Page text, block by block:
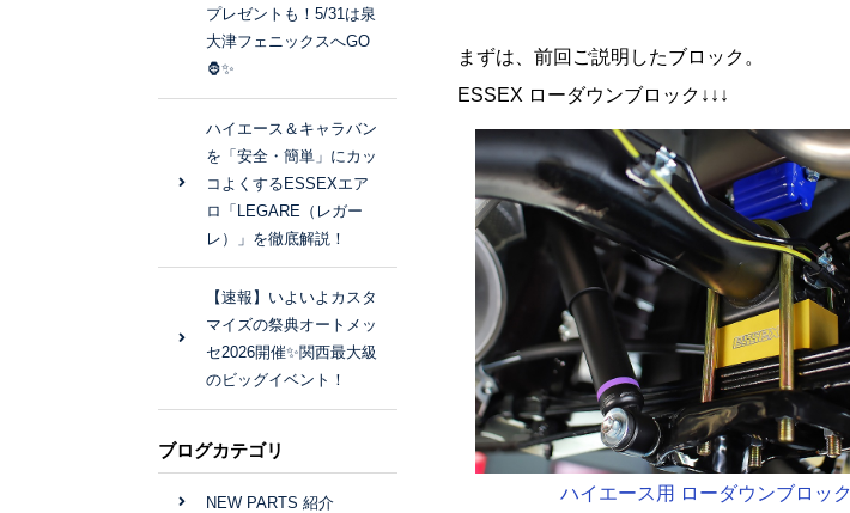
まずは、前回ご説明したブロック。
ESSEX ローダウンブロック↓↓↓
ハイエース用 ローダウンブロック
プレゼントも！5/31は泉
大津フェニックスへGO
🦍✨
ハイエース＆キャラバン
を「安全・簡単」にカッ
コよくするESSEXエア
ロ「LEGARE（レガー
レ）」を徹底解説！
【速報】いよいよカスタ
マイズの祭典オートメッ
セ2026開催✨関西最大級
のビッグイベント！
ブログカテゴリ
NEW PARTS 紹介